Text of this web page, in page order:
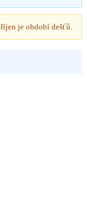
je období dešťů.